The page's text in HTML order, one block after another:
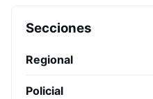
Secciones
Regional
Policial